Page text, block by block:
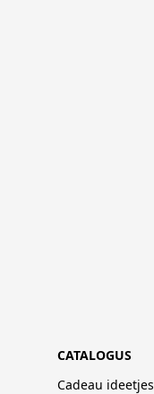
CATALOGUS
Cadeau ideetjes